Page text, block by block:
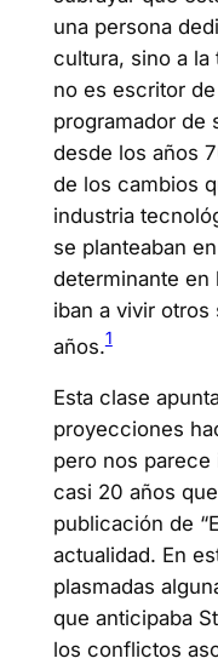
una persona
cultura, sino a la
no es escritor
programador de
desde los años
de los cambios
industria
se planteaban
determinante en
iban a vivir
años.1
Esta clase
proyecciones
pero nos
casi 20 años
publicación de
actualidad. En
plasmadas
que anticipaba
los conflictos